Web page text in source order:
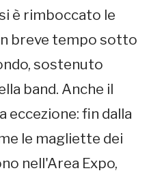
è rimboccato le
breve tempo sotto
sostenuto
band. Anche il
eccezione: fin dalla
le magliette dei
nell'Area Expo,